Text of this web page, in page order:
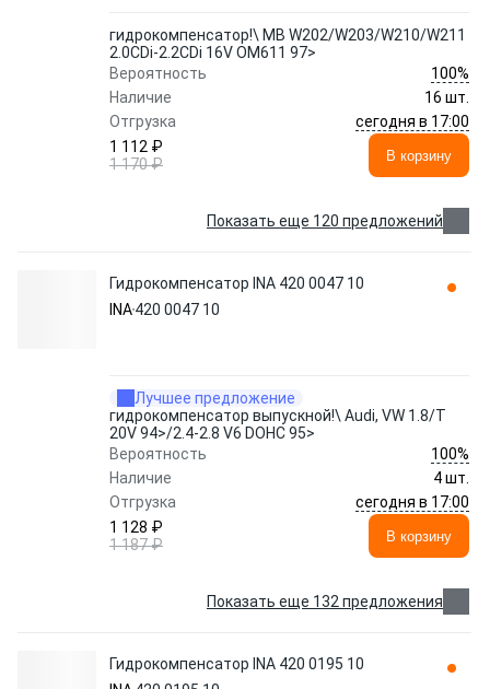
гидрокомпенсатор!\ MB W202/W203/W210/W211
2.0CDi-2.2CDi 16V OM611 97>
Вероятность
100%
Наличие
16 шт.
Отгрузка
сегодня в 17:00
1 112 ₽
1 170 ₽
В корзину
Показать еще 120 предложений
Гидрокомпенсатор INA 420 0047 10
INA420 0047 10
Лучшее предложение
гидрокомпенсатор выпускной!\ Audi, VW 1.8/T
20V 94>/2.4-2.8 V6 DOHC 95>
Вероятность
100%
Наличие
4 шт.
Отгрузка
сегодня в 17:00
1 128 ₽
1 187 ₽
В корзину
Показать еще 132 предложения
Гидрокомпенсатор INA 420 0195 10